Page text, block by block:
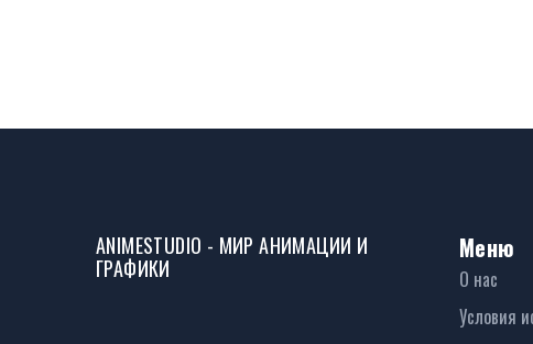
ANIMESTUDIO - МИР АНИМАЦИИ И
ГРАФИКИ
Меню
О нас
Условия